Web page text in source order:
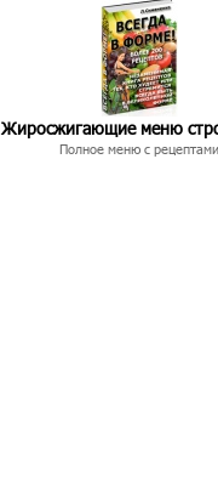
Жиросжигающие меню
Полное меню с рецептами